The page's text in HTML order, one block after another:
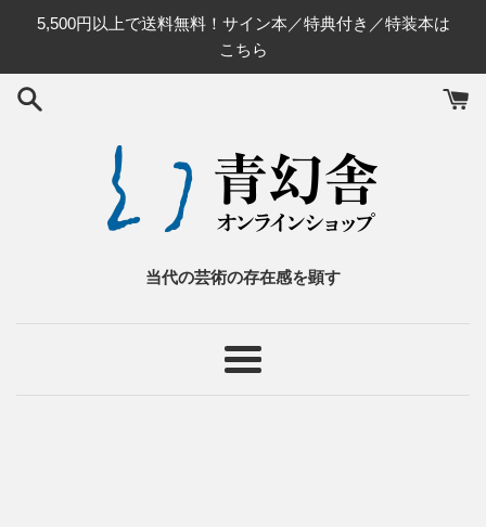
5,500円以上で送料無料！サイン本／特典付き／特装本は
こちら
当代の芸術の存在感を顕す
メ